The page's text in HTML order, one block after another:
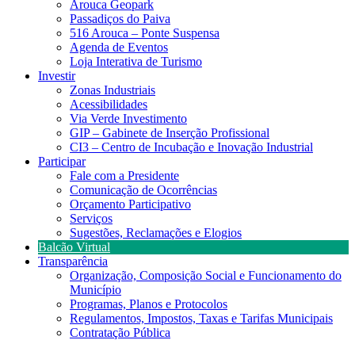
Arouca Geopark
Passadiços do Paiva
516 Arouca – Ponte Suspensa
Agenda de Eventos
Loja Interativa de Turismo
Investir
Zonas Industriais
Acessibilidades
Via Verde Investimento
GIP – Gabinete de Inserção Profissional
CI3 – Centro de Incubação e Inovação Industrial
Participar
Fale com a Presidente
Comunicação de Ocorrências
Orçamento Participativo
Serviços
Sugestões, Reclamações e Elogios
Balcão Virtual
Transparência
Organização, Composição Social e Funcionamento do
Município
Programas, Planos e Protocolos
Regulamentos, Impostos, Taxas e Tarifas Municipais
Contratação Pública